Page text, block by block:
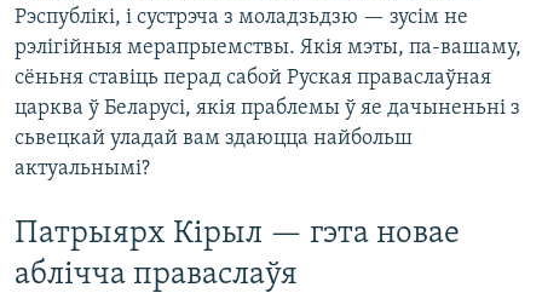
Рэспублікі, і сустрэча з моладзьдзю — зусім не
рэлігійныя мерапрыемствы. Якія мэты, па-вашаму,
сёньня ставіць перад сабой Руская праваслаўная
царква ў Беларусі, якія праблемы ў яе дачыненьні з
сьвецкай уладай вам здаюцца найбольш
актуальнымі?
Патрыярх Кірыл — гэта новае
аблічча праваслаўя